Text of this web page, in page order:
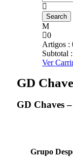
0
Artigos :
Subtotal :
Ver
GD
GD Chaves
Grupo